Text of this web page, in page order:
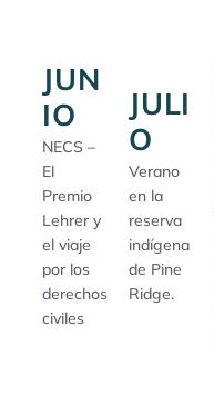
JUN
IO
NECS –
El
Premio
Lehrer y
el viaje
por los
derechos
civiles
JULI
O
Verano
en la
reserva
indígena
de Pine
Ridge.